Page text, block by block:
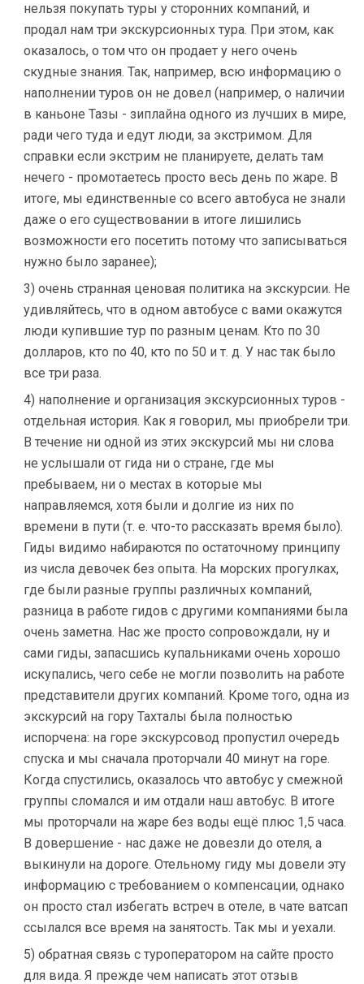
нельзя покупать туры у сторонних компаний, и
продал нам три экскурсионных тура. При этом, как
оказалось, о том что он продает у него очень
скудные знания. Так, например, всю информацию о
наполнении туров он не довел (например, о наличии
в каньоне Тазы - зиплайна одного из лучших в мире,
ради чего туда и едут люди, за экстримом. Для
справки если экстрим не планируете, делать там
нечего - промотаетесь просто весь день по жаре. В
итоге, мы единственные со всего автобуса не знали
даже о его существовании в итоге лишились
возможности его посетить потому что записываться
нужно было заранее);
3) очень странная ценовая политика на экскурсии. Не
удивляйтесь, что в одном автобусе с вами окажутся
люди купившие тур по разным ценам. Кто по 30
долларов, кто по 40, кто по 50 и т. д. У нас так было
все три раза.
4) наполнение и организация экскурсионных туров -
отдельная история. Как я говорил, мы приобрели три.
В течение ни одной из этих экскурсий мы ни слова
не услышали от гида ни о стране, где мы
пребываем, ни о местах в которые мы
направляемся, хотя были и долгие из них по
времени в пути (т. е. что-то рассказать время было).
Гиды видимо набираются по остаточному принципу
из числа девочек без опыта. На морских прогулках,
где были разные группы различных компаний,
разница в работе гидов с другими компаниями была
очень заметна. Нас же просто сопровождали, ну и
сами гиды, запасшись купальниками очень хорошо
искупались, чего себе не могли позволить на работе
представители других компаний. Кроме того, одна из
экскурсий на гору Тахталы была полностью
испорчена: на горе экскурсовод пропустил очередь
спуска и мы сначала проторчали 40 минут на горе.
Когда спустились, оказалось что автобус у смежной
группы сломался и им отдали наш автобус. В итоге
мы проторчали на жаре без воды ещё плюс 1,5 часа.
В довершение - нас даже не довезли до отеля, а
выкинули на дороге. Отельному гиду мы довели эту
информацию с требованием о компенсации, однако
он просто стал избегать встреч в отеле, в чате ватсап
ссылался все время на занятость. Так мы и уехали.
5) обратная связь с туроператором на сайте просто
для вида. Я прежде чем написать этот отзыв